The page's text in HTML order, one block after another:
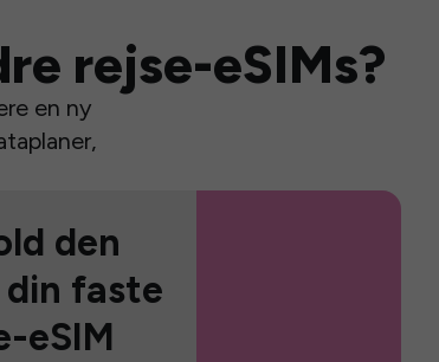
rejse-eSIMs?
en ny
den
din faste
eSIM